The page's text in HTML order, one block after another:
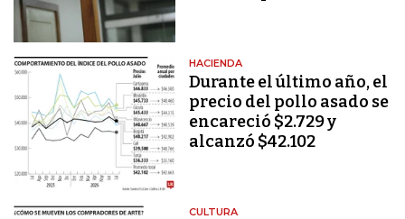
HACIENDA
Durante el último año, el
precio del pollo asado se
encareció $2.729 y
alcanzó $42.102
CULTURA